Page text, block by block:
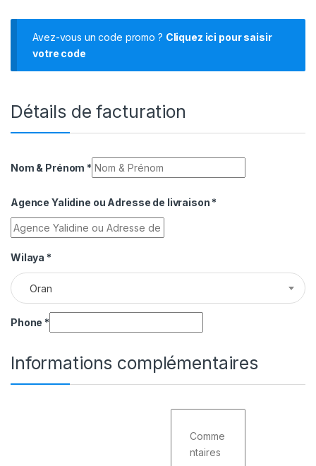
Avez-vous un code promo ? Cliquez ici pour saisir
votre code
Détails de facturation
Nom & Prénom *
Agence Yalidine ou Adresse de livraison *
Wilaya *
Oran
Phone *
Informations complémentaires